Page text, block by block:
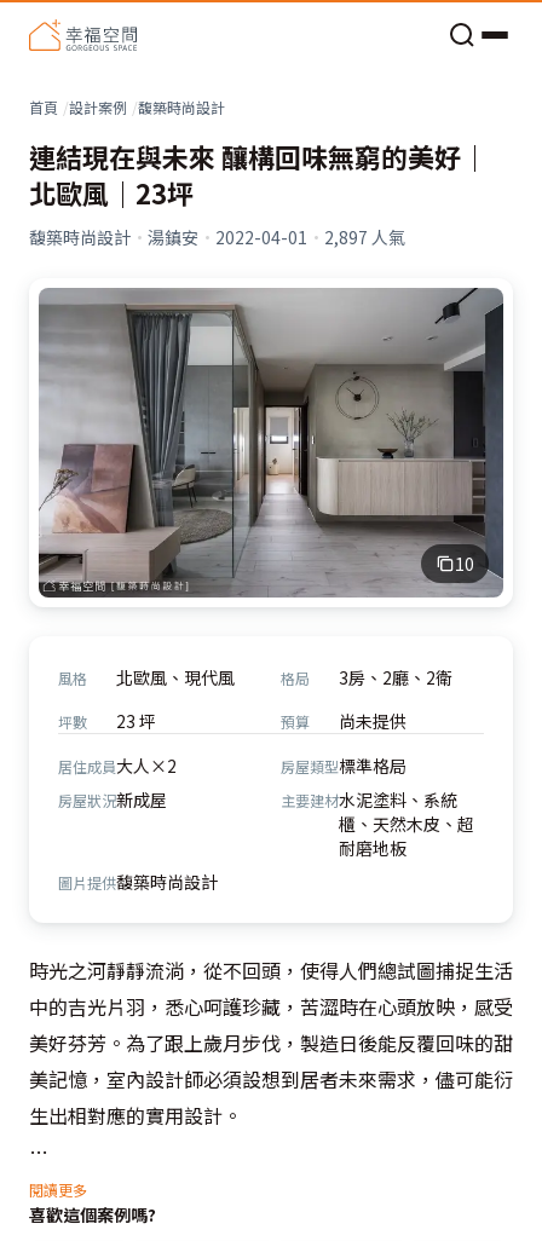
首頁 設計案例 馥築時尚設計
連結現在與未來 釀構回味無窮的美好｜
北歐風｜23坪
馥築時尚設計 · 湯鎮安 · 2022-04-01 · 2,897 人氣
10
風格 北歐風、現代風 格局 3房、2廳、2衛
坪數 23 坪 預算 尚未提供
居住成員大人×2 房屋類型標準格局
房屋狀況新成屋 主要建材水泥塗料、系統
櫃、天然木皮、超
耐磨地板
圖片提供馥築時尚設計
時光之河靜靜流淌，從不回頭，使得人們總試圖捕捉生活
中的吉光片羽，悉心呵護珍藏，苦澀時在心頭放映，感受
美好芬芳。為了跟上歲月步伐，製造日後能反覆回味的甜
美記憶，室內設計師必須設想到居者未來需求，儘可能衍
生出相對應的實用設計。
馥築時尚設計於本案中，即站在居者角度，揉入多個兼具
美學與機能性的設計，滿足當下與未來所需。湯鎮安設計
閱讀更多
喜歡這個案例嗎?